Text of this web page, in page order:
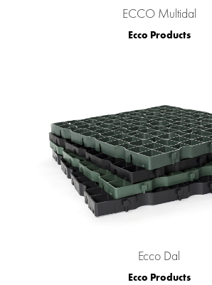
ECCO Multidal
Ecco Products
Ecco Dal
Ecco Products